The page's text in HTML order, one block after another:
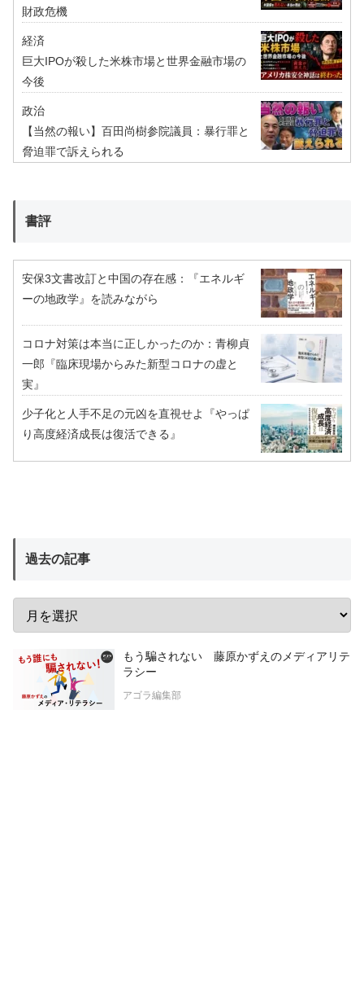
財政危機
経済
巨大IPOが殺した米株市場と世界金融市場の
今後
政治
【当然の報い】百田尚樹参院議員：暴行罪と
脅迫罪で訴えられる
書評
安保3文書改訂と中国の存在感：『エネルギ
ーの地政学』を読みながら
コロナ対策は本当に正しかったのか：青柳貞
一郎『臨床現場からみた新型コロナの虚と
実』
少子化と人手不足の元凶を直視せよ『やっぱ
り高度経済成長は復活できる』
過去の記事
もう騙されない 藤原かずえのメディアリテ
ラシー
アゴラ編集部